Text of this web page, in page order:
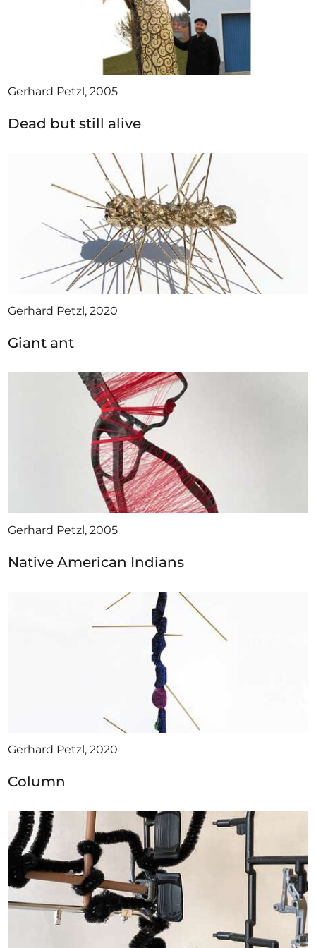
Gerhard Petzl, 2005
Dead but still alive
Gerhard Petzl, 2020
Giant ant
Gerhard Petzl, 2005
Native American Indians
Gerhard Petzl, 2020
Column